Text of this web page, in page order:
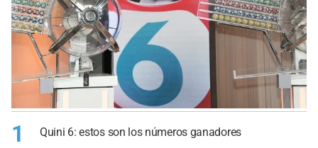
1 Quini 6: estos son los números ganadores